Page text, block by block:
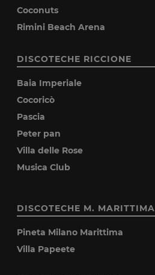
Coconuts
Rimini Beach Arena
DISCOTECHE RICCIONE
Baia Imperiale
Cocoricò
Pascia
Peter pan
Villa delle Rose
Musica Club
DISCOTECHE M. MARITTIMA
Pineta Milano Marittima
Villa Papeete